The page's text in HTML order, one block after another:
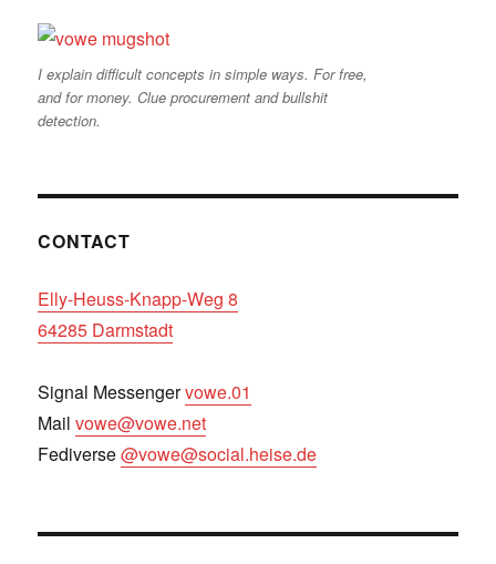
I explain difficult concepts in simple ways. For free,
and for money. Clue procurement and bullshit
detection.
CONTACT
Elly-Heuss-Knapp-Weg 8
64285 Darmstadt
Signal Messengervowe.01
Mailvowe@vowe.net
Fediverse@vowe@social.heise.de